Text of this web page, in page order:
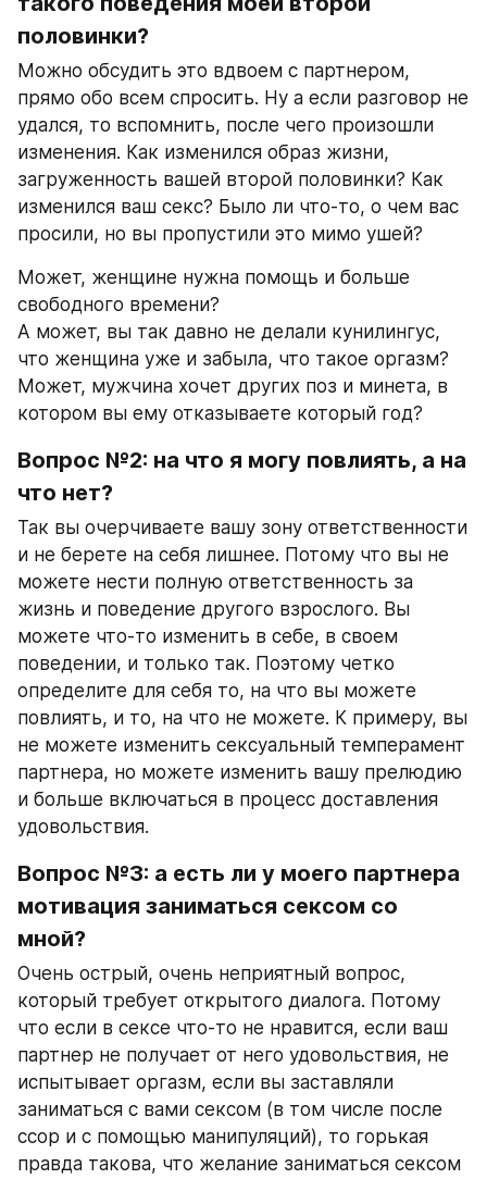
половинки?
Можно обсудить это вдвоем с партнером,
прямо обо всем спросить. Ну а если разговор не
удался, то вспомнить, после чего произошли
изменения. Как изменился образ жизни,
загруженность вашей второй половинки? Как
изменился ваш секс? Было ли что-то, о чем вас
просили, но вы пропустили это мимо ушей?
Может, женщине нужна помощь и больше
свободного времени?
А может, вы так давно не делали кунилингус,
что женщина уже и забыла, что такое оргазм?
Может, мужчина хочет других поз и минета, в
котором вы ему отказываете который год?
Вопрос №2: на что я могу повлиять, а на
что нет?
Так вы очерчиваете вашу зону ответственности
и не берете на себя лишнее. Потому что вы не
можете нести полную ответственность за
жизнь и поведение другого взрослого. Вы
можете что-то изменить в себе, в своем
поведении, и только так. Поэтому четко
определите для себя то, на что вы можете
повлиять, и то, на что не можете. К примеру, вы
не можете изменить сексуальный темперамент
партнера, но можете изменить вашу прелюдию
и больше включаться в процесс доставления
удовольствия.
Вопрос №3: а есть ли у моего партнера
мотивация заниматься сексом со
мной?
Очень острый, очень неприятный вопрос,
который требует открытого диалога. Потому
что если в сексе что-то не нравится, если ваш
партнер не получает от него удовольствия, не
испытывает оргазм, если вы заставляли
заниматься с вами сексом (в том числе после
ссор и с помощью манипуляций), то горькая
правда такова, что желание заниматься сексом